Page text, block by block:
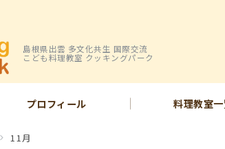
島根県出雲 多文化共生 国際交流
こども料理教室 クッキングパーク
プロフィール 料理教室
11月